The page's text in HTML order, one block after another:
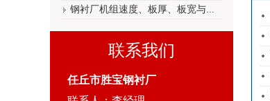
钢衬厂机组速度、板厚、板宽与...
联系我们
任丘市胜宝钢衬厂